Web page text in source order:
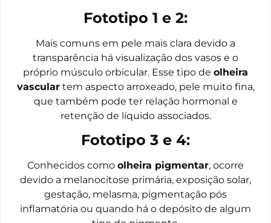
Fototipo 1 e 2:
Mais comuns em pele mais clara devido a
transparência há visualização dos vasos e o
próprio músculo orbicular. Esse tipo de olheira
vasculartem aspecto arroxeado, pele muito fina,
que também pode ter relação hormonal e
retenção de líquido associados.
Fototipo 3 e 4:
Conhecidos como olheira pigmentar, ocorre
devido a melanocitose primária, exposição solar,
gestação, melasma, pigmentação pós
inflamatória ou quando há o depósito de algum